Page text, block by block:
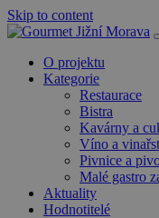
Skip to content
O projektu
Kategorie
Restaurace
Bistra
Kavárny a
Víno a
Pivnice a
Malé gastro
Aktuality
Hodnotitelé